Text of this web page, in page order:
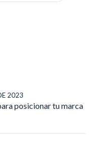
2023
posicionar tu marca